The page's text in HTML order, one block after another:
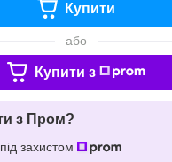
Купити
або
Купити з
з Пром?
захистом